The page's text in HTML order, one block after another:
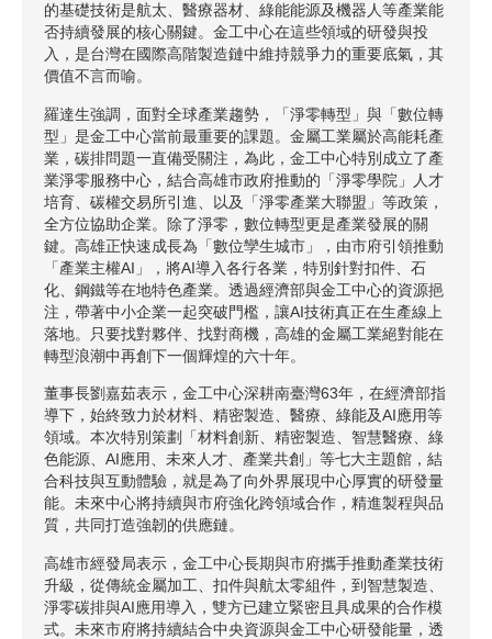
的基礎技術是航太、醫療器材、綠能能源及機器人等產業能
否持續發展的核心關鍵。金工中心在這些領域的研發與投
入，是台灣在國際高階製造鏈中維持競爭力的重要底氣，其
價值不言而喻。
羅達生強調，面對全球產業趨勢，「淨零轉型」與「數位轉
型」是金工中心當前最重要的課題。金屬工業屬於高能耗產
業，碳排問題一直備受關注，為此，金工中心特別成立了產
業淨零服務中心，結合高雄市政府推動的「淨零學院」人才
培育、碳權交易所引進、以及「淨零產業大聯盟」等政策，
全方位協助企業。除了淨零，數位轉型更是產業發展的關
鍵。高雄正快速成長為「數位孿生城市」，由市府引領推動
「產業主權AI」，將AI導入各行各業，特別針對扣件、石
化、鋼鐵等在地特色產業。透過經濟部與金工中心的資源挹
注，帶著中小企業一起突破門檻，讓AI技術真正在生產線上
落地。只要找對夥伴、找對商機，高雄的金屬工業絕對能在
轉型浪潮中再創下一個輝煌的六十年。
董事長劉嘉茹表示，金工中心深耕南臺灣63年，在經濟部指
導下，始終致力於材料、精密製造、醫療、綠能及AI應用等
領域。本次特別策劃「材料創新、精密製造、智慧醫療、綠
色能源、AI應用、未來人才、產業共創」等七大主題館，結
合科技與互動體驗，就是為了向外界展現中心厚實的研發量
能。未來中心將持續與市府強化跨領域合作，精進製程與品
質，共同打造強韌的供應鏈。
高雄市經發局表示，金工中心長期與市府攜手推動產業技術
升級，從傳統金屬加工、扣件與航太零組件，到智慧製造、
淨零碳排與AI應用導入，雙方已建立緊密且具成果的合作模
式。未來市府將持續結合中央資源與金工中心研發能量，透